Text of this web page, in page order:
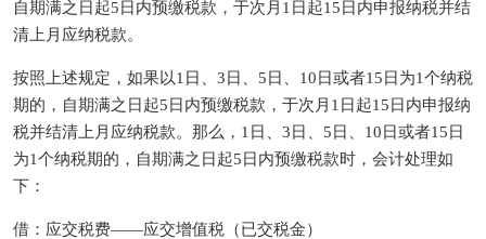
自期满之日起5日内预缴税款，于次月1日起15日内申报纳税并结
清上月应纳税款。
按照上述规定，如果以1日、3日、5日、10日或者15日为1个纳税
期的，自期满之日起5日内预缴税款，于次月1日起15日内申报纳
税并结清上月应纳税款。那么，1日、3日、5日、10日或者15日
为1个纳税期的，自期满之日起5日内预缴税款时，会计处理如
下：
借：应交税费——应交增值税（已交税金）